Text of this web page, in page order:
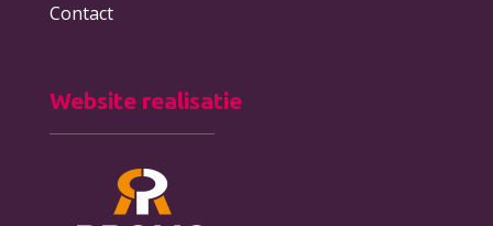
Contact
Website realisatie